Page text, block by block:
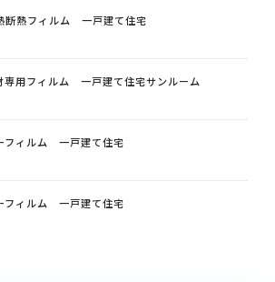
熱フィルム 一戸建て住宅
用フィルム 一戸建て住宅サンルーム
フィルム 一戸建て住宅
フィルム 一戸建て住宅